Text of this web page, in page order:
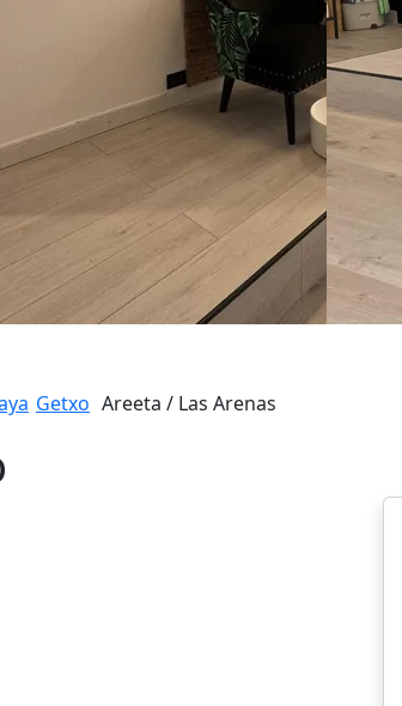
Getxo Areeta / Las Arenas